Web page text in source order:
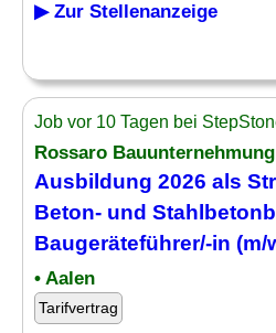
▶ Zur Stellenanzeige
Job vor 10 Tagen bei
Rossaro
Ausbildung 2026 als
Beton- und
Baugeräteführer/-in (m/
• Aalen
Tarifvertrag